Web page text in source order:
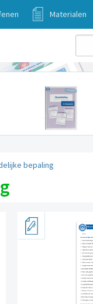
Materialen
bepaling